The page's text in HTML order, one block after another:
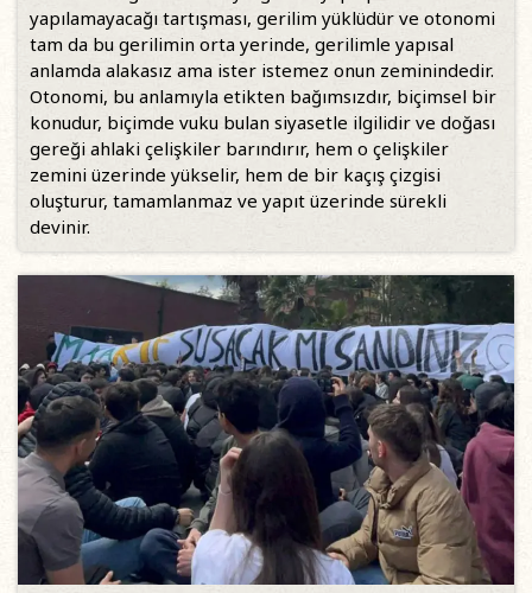
yapılamayacağı tartışması, gerilim yüklüdür ve otonomi
tam da bu gerilimin orta yerinde, gerilimle yapısal
anlamda alakasız ama ister istemez onun zeminindedir.
Otonomi, bu anlamıyla etikten bağımsızdır, biçimsel bir
konudur, biçimde vuku bulan siyasetle ilgilidir ve doğası
gereği ahlaki çelişkiler barındırır, hem o çelişkiler
zemini üzerinde yükselir, hem de bir kaçış çizgisi
oluşturur, tamamlanmaz ve yapıt üzerinde sürekli
devinir.